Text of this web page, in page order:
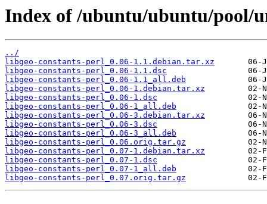
Index of /ubuntu/ubuntu/pool/
../
libgeo-constants-perl_0.06-1.1.debian.tar.xz
libgeo-constants-perl_0.06-1.1.dsc
libgeo-constants-perl_0.06-1.1_all.deb
libgeo-constants-perl_0.06-1.debian.tar.xz
libgeo-constants-perl_0.06-1.dsc
libgeo-constants-perl_0.06-1_all.deb
libgeo-constants-perl_0.06-3.debian.tar.xz
libgeo-constants-perl_0.06-3.dsc
libgeo-constants-perl_0.06-3_all.deb
libgeo-constants-perl_0.06.orig.tar.gz
libgeo-constants-perl_0.07-1.debian.tar.xz
libgeo-constants-perl_0.07-1.dsc
libgeo-constants-perl_0.07-1_all.deb
libgeo-constants-perl_0.07.orig.tar.gz